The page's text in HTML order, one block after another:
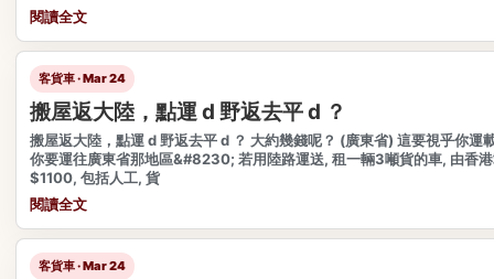
閱讀全文
客貨車 · Mar 24
搬屋返大陸，點運 d 野返去平 d ？
搬屋返大陸，點運 d 野返去平 d ？ 大約幾錢呢？ (廣東省) 這要視乎你運
你要運往廣東省那地區&#8230; 若用陸路運送, 租一輛3噸貨的車, 由香
$1100, 包括人工, 貨
閱讀全文
客貨車 · Mar 24